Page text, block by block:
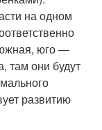
на одном
юго —
там они будут
развитию